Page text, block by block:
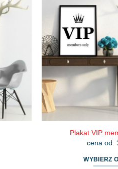
Plakat VIP
cena od:
WYBIERZ